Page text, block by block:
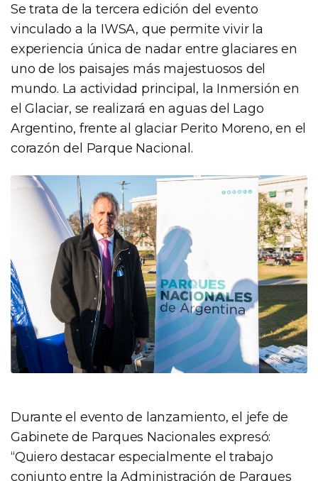
Se trata de la tercera edición del evento
vinculado a la IWSA, que permite vivir la
experiencia única de nadar entre glaciares en
uno de los paisajes más majestuosos del
mundo. La actividad principal, la Inmersión en
el Glaciar, se realizará en aguas del Lago
Argentino, frente al glaciar Perito Moreno, en el
corazón del Parque Nacional.
Durante el evento de lanzamiento, el jefe de
Gabinete de Parques Nacionales expresó:
“Quiero destacar especialmente el trabajo
conjunto entre la Administración de Parques